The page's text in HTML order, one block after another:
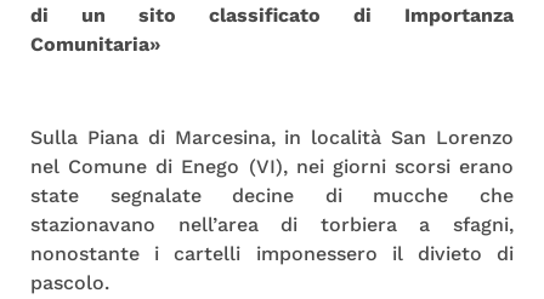
di un sito classificato di Importanza
Comunitaria»
Sulla Piana di Marcesina, in località San Lorenzo
nel Comune di Enego (VI), nei giorni scorsi erano
state segnalate decine di mucche che
stazionavano nell’area di torbiera a sfagni,
nonostante i cartelli imponessero il divieto di
pascolo.